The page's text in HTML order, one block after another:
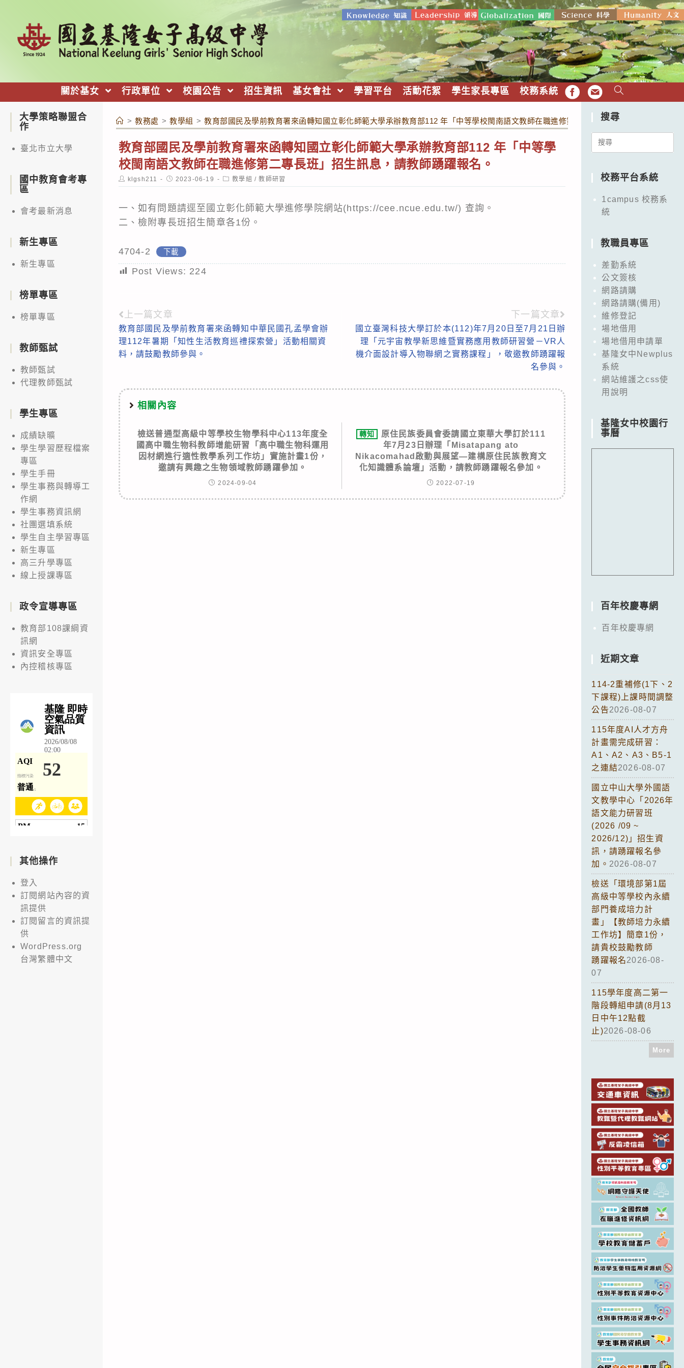
關於基女 行政單位 校園公告 招生資訊 基女會社 學習平台 活動花絮 學生家長專區 校務系統 FB EMAIL
> 教務處 > 教學組 > 教育部國民及學前教育署來函轉知國立彰化師範大學承辦教育部112 年「中等學校閩南語文教師在職進修第二專長班」招生訊息，請教師
教育部國民及學前教育署來函轉知國立彰化師範大學承辦教育部112 年「中等學
校閩南語文教師在職進修第二專長班」招生訊息，請教師踴躍報名。
Post
author:
klgsh211
Post
published:
2023-06-19
Post
category:
教學組 / 教師研習
一、如有問題請逕至國立彰化師範大學進修學院網站(https://cee.ncue.edu.tw/) 查詢。
二、檢附專長班招生簡章各1份。
4704-2 下載
Post Views: 224
Read
more
articles
上一篇文章
教育部國民及學前教育署來函轉知中華民國孔孟學會辦
理112年暑期「知性生活教育巡禮探索營」活動相關資
料，請鼓勵教師參與。
下一篇文章
國立臺灣科技大學訂於本(112)年7月20日至7月21日辦
理「元宇宙教學新思維暨實務應用教師研習營－VR人
機介面設計導入物聯網之實務課程」，敬邀教師踴躍報
名參與。
相關內容
檢送普通型高級中等學校生物學科中心113年度全
國高中職生物科教師增能研習「高中職生物科運用
因材網進行適性教學系列工作坊」實施計畫1份，
邀請有興趣之生物領域教師踴躍參加。
2024-09-04
轉知
原住民族委員會委請國立東華大學訂於111
年7月23日辦理「Misatapang ato
Nikacomahad啟動與展望—建構原住民族教育文
化知識體系論壇」活動，請教師踴躍報名參加。
2022-07-19
大學策略聯盟合
作
臺北市立大學
國中教育會考專
區
會考最新消息
新生專區
新生專區
榜單專區
榜單專區
教師甄試
教師甄試
代理教師甄試
學生專區
成績缺曠
學生學習歷程檔案
專區
學生手冊
學生事務與轉導工
作網
學生事務資訊網
社團選填系統
學生自主學習專區
新生專區
高三升學專區
線上授課專區
政令宣導專區
教育部108課綱資
訊網
資訊安全專區
內控稽核專區
其他操作
登入
訂閱網站內容的資
訊提供
訂閱留言的資訊提
供
WordPress.org
台灣繁體中文
搜尋
Search
校務平台系統
1campus 校務系
統
教職員專區
差勤系統
公文簽核
網路請購
網路請購(備用)
維修登記
場地借用
場地借用申請單
基隆女中Newplus
系統
網站維護之css使
用說明
基隆女中校園行
事曆
百年校慶專網
百年校慶專網
近期文章
114-2重補修(1下、2
下課程)上課時間調整
公告2026-08-07
115年度AI人才方舟
計畫需完成研習：
A1、A2、A3、B5-1
之連結2026-08-07
國立中山大學外國語
文教學中心「2026年
語文能力研習班
(2026 /09 ~
2026/12)」招生資
訊，請踴躍報名參
加。 2026-08-07
檢送「環境部第1屆
高級中等學校內永續
部門養成培力計
畫」【教師培力永續
工作坊】簡章1份，
請貴校鼓勵教師
踴躍報名2026-08-
07
115學年度高二第一
階段轉組申請(8月13
日中午12點截
止)2026-08-06
More